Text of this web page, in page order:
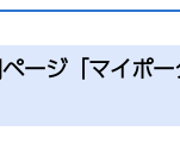
ージ「マイポ